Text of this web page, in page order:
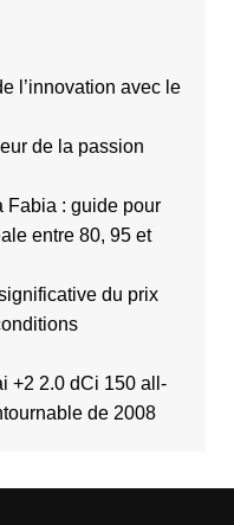
l’innovation avec le
de la passion
Fabia : guide pour
entre 80, 95 et
du prix
+2 2.0 dCi 150 all-
de 2008